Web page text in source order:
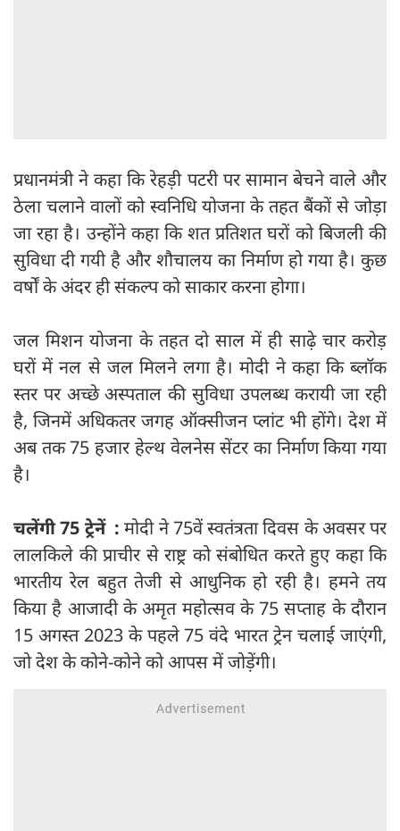
प्रधानमंत्री ने कहा कि रेहड़ी पटरी पर सामान बेचने वाले और
ठेला चलाने वालों को स्वनिधि योजना के तहत बैंकों से जोड़ा
जा रहा है। उन्होंने कहा कि शत प्रतिशत घरों को बिजली की
सुविधा दी गयी है और शौचालय का निर्माण हो गया है। कुछ
वर्षों के अंदर ही संकल्प को साकार करना होगा।
जल मिशन योजना के तहत दो साल में ही साढ़े चार करोड़
घरों में नल से जल मिलने लगा है। मोदी ने कहा कि ब्लॉक
स्तर पर अच्छे अस्पताल की सुविधा उपलब्ध करायी जा रही
है, जिनमें अधिकतर जगह ऑक्सीजन प्लांट भी होंगे। देश में
अब तक 75 हजार हेल्थ वेलनेस सेंटर का निर्माण किया गया
है।
चलेंगी 75 ट्रेनें :मोदी ने 75वें स्वतंत्रता दिवस के अवसर पर
लालकिले की प्राचीर से राष्ट्र को संबोधित करते हुए कहा कि
भारतीय रेल बहुत तेजी से आधुनिक हो रही है। हमने तय
किया है आजादी के अमृत महोत्सव के 75 सप्ताह के दौरान
15 अगस्त 2023 के पहले 75 वंदे भारत ट्रेन चलाई जाएंगी,
जो देश के कोने-कोने को आपस में जोड़ेंगी।